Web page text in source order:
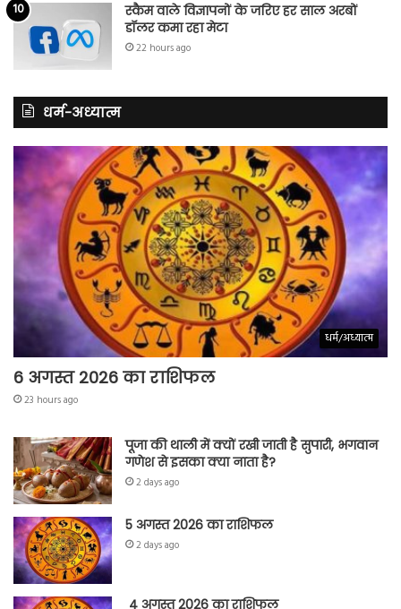
स्कैम वाले विज्ञापनों के जरिए हर साल अरबों
डॉलर कमा रहा मेटा
22 hours ago
धर्म-अध्यात्म
धर्म/अध्यात्म
6 अगस्त 2026 का राशिफल
23 hours ago
पूजा की थाली में क्यों रखी जाती है सुपारी, भगवान
गणेश से इसका क्या नाता है?
2 days ago
5 अगस्त 2026 का राशिफल
2 days ago
4 अगस्त 2026 का राशिफल